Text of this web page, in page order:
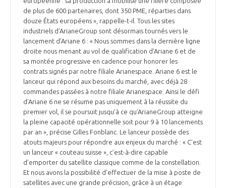
de plus de 600 partenaires, dont 350 PME, réparties dans
douze États européens », rappelle-t-il. Tous les sites
industriels d’ArianeGroup sont désormais tournés vers le
lancement d’Ariane 6 : « Nous sommes dans la dernière ligne
droite nous menant au vol de qualification d’Ariane 6 et de
sa montée progressive en cadence pour honorer les
contrats signés par notre filiale Arianespace. Ariane 6 est le
lanceur qui répond aux besoins du marché, avec déjà 28
commandes passées à notre filiale Arianespace. Ainsi le défi
d’Ariane 6 ne se résume pas uniquement à la réussite du
premier vol, il se poursuit jusqu’à ce qu’ArianeGroup atteigne
la pleine capacité opérationnelle soit pour 9 à 10 lancements
par an », précise Gilles Fonblanc. Le lanceur possède des
atouts majeurs pour répondre aux enjeux du marché : « C’est
un lanceur « couteau suisse », c’est-à-dire capable
d’emporter du satellite classique comme de la constellation.
Et nous avons la possibilité d’effectuer de la mise à poste de
satellites avec une grande précision, grâce à un étage